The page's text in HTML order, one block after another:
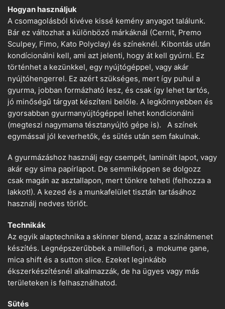
Hogyan használjuk
A csomagolásból kivéve kissé kemény anyagot találunk.
Bár ez változhat a különböző márkáknál (Cernit, Premo
Sculpey, Fimo, Kato Polyclay) és színeknél. Kibontás után
kondícionálni kell, ami azt jelenti, hogy át kell gyúrni. Ez
történhet a kezünkkel, egy nyújtógéppel, vagy akár
nyújtóhengerrel. Ez azért szükséges, mert így puhul a
gyurma, jobban formázható lesz, és csak így lehet tartós,
jó minőségű tárgyat készíteni belőle. A legkönnyebben és
gyorsabban gyurmanyújtógéppel lehet kondicionálni
(megteszi nagymama tésztanyújtó gépe is). A színek
egymással jól keverhetők, és sütés után sem fakulnak.
A gyurmázáshoz használj egy csempét, laminált lapot, vagy
akár egy sima papírlapot. De semmiképpen se dolgozz
csak magán az asztallapon, mert tönkre teheti (felhozza a
lakkot!). A kezed és a munkafelület tisztán tartásához
használj nedves törlőt.
Technikák
Az egyik alaptechnika a skinner blend, azaz a színátmenet
készítés. Legnépszerűbbek a millefiori, a mokume gane,
mica shift és a sutton slice. Ezeket leginkább
ékszerkészítésnél alkalmazzák, de ha ügyes vagy más
területeken is felhasználhatod.
Sütés